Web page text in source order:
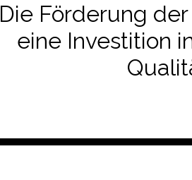
Die Förderung
eine Investition